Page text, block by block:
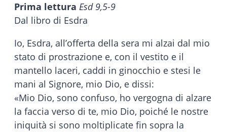
Prima lettura Esd 9,5-9
Dal libro di Esdra
Io, Esdra, all’offerta della sera mi alzai dal mio
stato di prostrazione e, con il vestito e il
mantello laceri, caddi in ginocchio e stesi le
mani al Signore, mio Dio, e dissi:
«Mio Dio, sono confuso, ho vergogna di alzare
la faccia verso di te, mio Dio, poiché le nostre
iniquità si sono moltiplicate fin sopra la